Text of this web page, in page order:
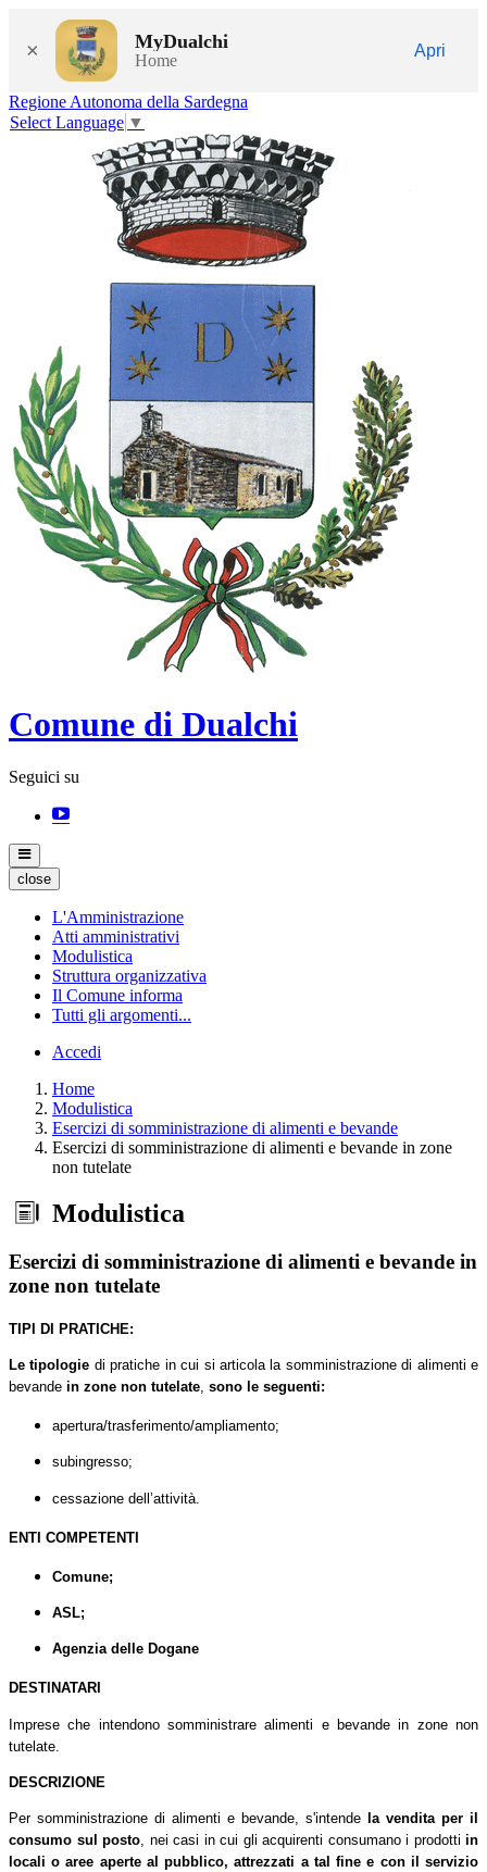
× MyDualchi
Home
Apri
Regione Autonoma della Sardegna
Select Language ▼
Comune di Dualchi
Seguici su
close
L'Amministrazione
Atti amministrativi
Modulistica
Struttura organizzativa
Il Comune informa
Tutti gli argomenti...
Accedi
Home
Modulistica
Esercizi di somministrazione di alimenti e bevande
Esercizi di somministrazione di alimenti e bevande in zone
non tutelate
Modulistica
Esercizi di somministrazione di alimenti e bevande in
zone non tutelate
TIPI DI PRATICHE:
Le tipologie di pratiche in cui si articola la somministrazione di alimenti e
bevande in zone non tutelate, sono le seguenti:
apertura/trasferimento/ampliamento;
subingresso;
cessazione dell’attività.
ENTI COMPETENTI
Comune;
ASL;
Agenzia delle Dogane
DESTINATARI
Imprese che intendono somministrare alimenti e bevande in zone non
tutelate.
DESCRIZIONE
Per somministrazione di alimenti e bevande, s'intende
la vendita per il
consumo sul posto, nei casi in cui gli acquirenti consumano i prodotti in
locali o aree aperte al pubblico, attrezzati a tal fine e con il servizio